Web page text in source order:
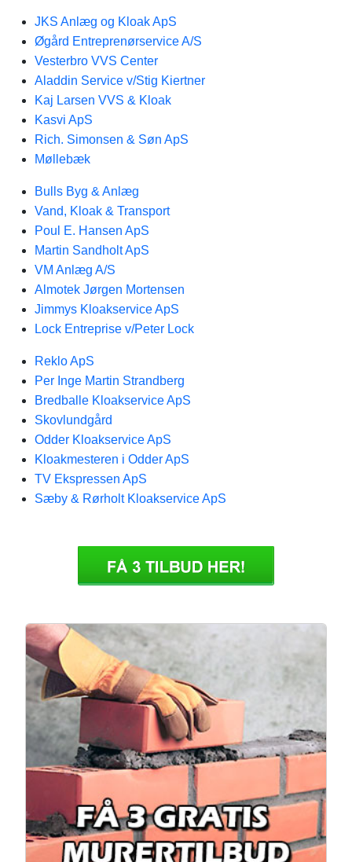
JKS Anlæg og Kloak ApS
Øgård Entreprenørservice A/S
Vesterbro VVS Center
Aladdin Service v/Stig Kiertner
Kaj Larsen VVS & Kloak
Kasvi ApS
Rich. Simonsen & Søn ApS
Møllebæk
Bulls Byg & Anlæg
Vand, Kloak & Transport
Poul E. Hansen ApS
Martin Sandholt ApS
VM Anlæg A/S
Almotek Jørgen Mortensen
Jimmys Kloakservice ApS
Lock Entreprise v/Peter Lock
Reklo ApS
Per Inge Martin Strandberg
Bredballe Kloakservice ApS
Skovlundgård
Odder Kloakservice ApS
Kloakmesteren i Odder ApS
TV Ekspressen ApS
Sæby & Rørholt Kloakservice ApS